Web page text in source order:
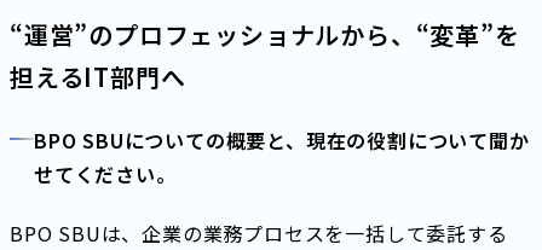
“運営”のプロフェッショナルから、“変革”を
担えるIT部門へ
BPO SBUについての概要と、現在の役割について聞か
せてください。
BPO SBUは、企業の業務プロセスを一括して委託する